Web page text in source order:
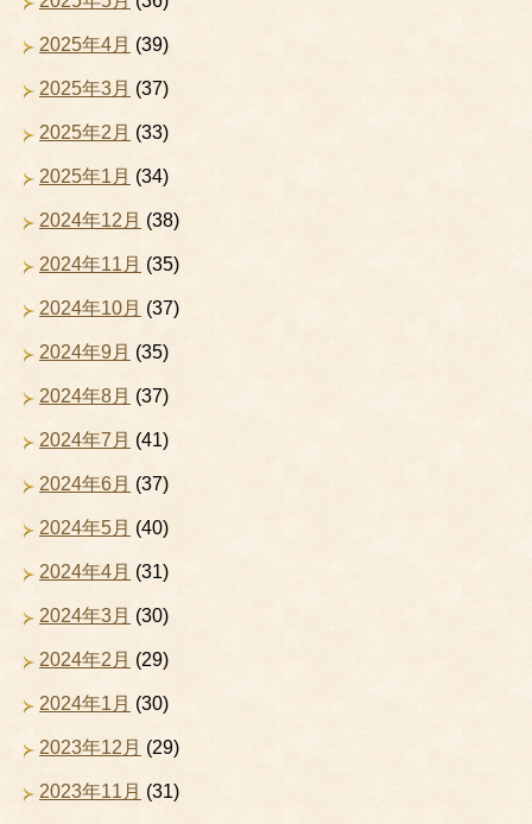
2025年4月 (39)
2025年3月 (37)
2025年2月 (33)
2025年1月 (34)
2024年12月 (38)
2024年11月 (35)
2024年10月 (37)
2024年9月 (35)
2024年8月 (37)
2024年7月 (41)
2024年6月 (37)
2024年5月 (40)
2024年4月 (31)
2024年3月 (30)
2024年2月 (29)
2024年1月 (30)
2023年12月 (29)
2023年11月 (31)